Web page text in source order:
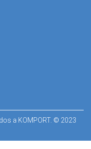
a KOMPORT. © 2023